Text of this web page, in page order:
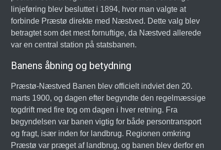
linjeføring blev besluttet i 1894, hvor man valgte at
forbinde Præstø direkte med Næstved. Dette valg blev
betragtet som det mest fornuftige, da Næstved allerede
var en central station på statsbanen.
Banens åbning og betydning
Præstø-Næstved Banen blev officielt indviet den 20.
marts 1900, og dagen efter begyndte den regelmæssige
togdrift med fire tog om dagen i hver retning. Fra
begyndelsen var banen vigtig for både persontransport
og fragt, især inden for landbrug. Regionen omkring
Præstø var præget af landbrug, og banen blev derfor en